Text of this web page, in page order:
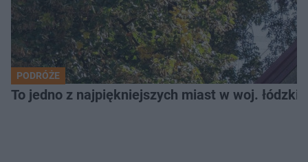
PODRÓŻE
To jedno z najpiękniejszych miast w woj.